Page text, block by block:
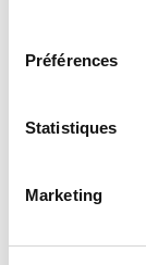
Préférences
Statistiques
Marketing
Cellule
haute